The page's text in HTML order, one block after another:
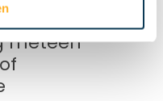
meteen